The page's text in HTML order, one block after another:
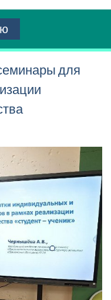
для